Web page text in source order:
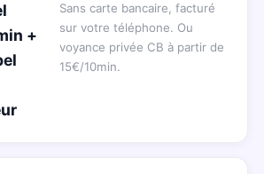
+
Sans carte bancaire, facturé
sur votre téléphone. Ou
voyance privée CB à partir de
15€/10min.